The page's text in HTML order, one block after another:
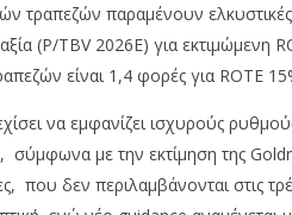
τραπεζών παραμένουν
(P/TBV 2026E) για εκτιμώμενη
είναι 1,4 φορές για ROTE
να εμφανίζει ισχυρούς
σύμφωνα με την εκτίμηση της
που δεν περιλαμβάνονται στις